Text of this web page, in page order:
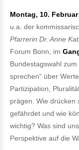
Montag, 10.
u.a. der
Pfarrerin Dr. Anne
Forum Bonn, im
Bundestagswahl
sprechen“ über
Partizipation,
prägen. Wie drücken
gefährdet und wie
wichtig? Was sind
Perspektive auf die